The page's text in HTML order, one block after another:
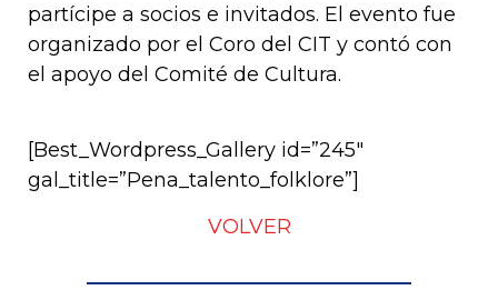
partícipe a socios e invitados. El evento fue
organizado por el Coro del CIT y contó con
el apoyo del Comité de Cultura.
[Best_Wordpress_Gallery id=”245″
gal_title=”Pena_talento_folklore”]
VOLVER